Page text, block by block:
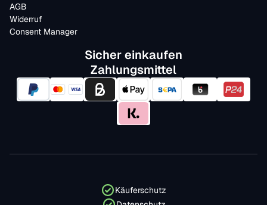
AGB
Widerruf
Consent Manager
Sicher einkaufen
Zahlungsmittel
Käuferschutz